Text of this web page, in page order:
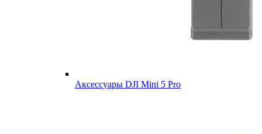
Аксессуары DJI Mini 5 Pro